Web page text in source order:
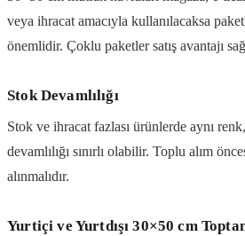
veya ihracat amacıyla kullanılacaksa
önemlidir. Çoklu paketler satış avantajı
Stok Devamlılığı
Stok ve ihracat fazlası ürünlerde aynı
devamlılığı sınırlı olabilir. Toplu alım
alınmalıdır.
Yurtiçi ve Yurtdışı 30×50 cm